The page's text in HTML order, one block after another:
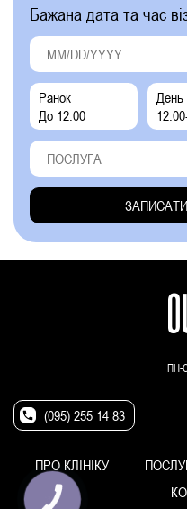
Бажана дата та час
Ранок
До 12:00
День
ПН-
(095) 255 14 83
ПРО КЛІНІКУ
КНОПКА
ЗВ'ЯЗКУ